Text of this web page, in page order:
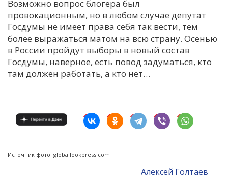
Возможно вопрос блогера был
провокационным, но в любом случае депутат
Госдумы не имеет права себя так вести, тем
более выражаться матом на всю страну. Осенью
в России пройдут выборы в новый состав
Госдумы, наверное, есть повод задуматься, кто
там должен работать, а кто нет…
Источник фото: globallookpress.com
Алексей Голтаев